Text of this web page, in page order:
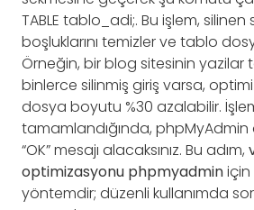
TABLE tablo_adi;. Bu işlem, silinen
boşluklarını temizler ve tablo
Örneğin, bir blog sitesinin yazilar
binlerce silinmiş giriş varsa,
dosya boyutu %30 azalabilir.
tamamlandığında,
“OK” mesajı alacaksınız. Bu adım,
optimizasyonu phpmyadminiçin
yöntemdir; düzenli kullanımda